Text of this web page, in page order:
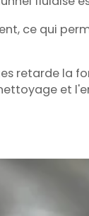
ce qui
retarde la
et